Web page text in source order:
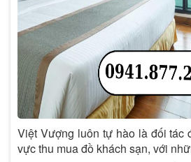
Việt Vượng luôn tự hào là đối tác
vực thu mua đồ khách sạn, với